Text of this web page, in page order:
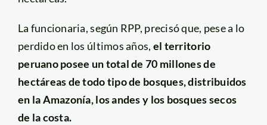
La funcionaria, según RPP, precisó que, pese a lo
perdido en los últimos años, el territorio
peruano posee un total de 70 millones de
hectáreas de todo tipo de bosques, distribuidos
en la Amazonía, los andes y los bosques secos
de la costa.